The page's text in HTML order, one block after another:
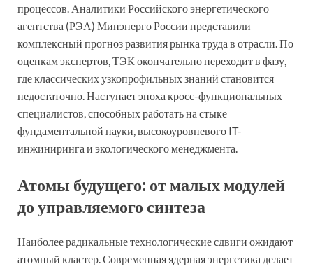
процессов. Аналитики Российского энергетического
агентства (РЭА) Минэнерго России представили
комплексный прогноз развития рынка труда в отрасли. По
оценкам экспертов, ТЭК окончательно переходит в фазу,
где классических узкопрофильных знаний становится
недостаточно. Наступает эпоха кросс-функциональных
специалистов, способных работать на стыке
фундаментальной науки, высокоуровневого IT-
инжиниринга и экологического менеджмента.
Атомы будущего: от малых модулей
до управляемого синтеза
Наиболее радикальные технологические сдвиги ожидают
атомный кластер. Современная ядерная энергетика делает